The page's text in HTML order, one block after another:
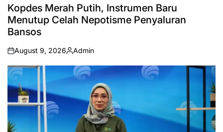
IN
Kopdes Merah Putih, Instrumen Baru
Menutup Celah Nepotisme Penyaluran
Bansos
on
August 9, 2026
Posted
by
Admin